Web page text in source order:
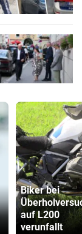
Biker bei
auf L200
verunfallt